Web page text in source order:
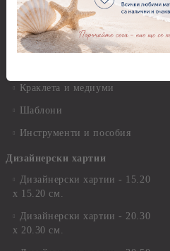
Варак, Шлак метал, Фолио,
Пантна
Лакове и защитни покрития
Краклета и медиуми
Шаблони
Инструменти и пособия
Дизайнерски хартии
Дизайнерски хартии - 15.20
х 15.20 см.
Дизайнерски хартии - 20.30
х 20.30 см.